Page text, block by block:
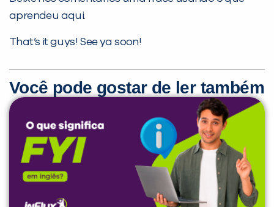
aprendeu aqui.
That’s it guys! See ya soon!
Você pode gostar de ler também